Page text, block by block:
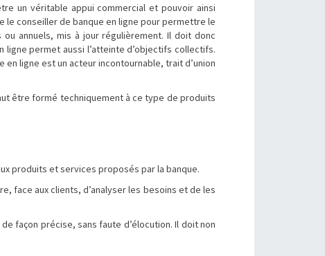
un véritable appui commercial et pouvoir ainsi
conseiller de banque en ligne pour permettre le
annuels, mis à jour régulièrement. Il doit donc
ligne permet aussi l’atteinte d’objectifs collectifs.
ligne est un acteur incontournable, trait d’union
être formé techniquement à ce type de produits
produits et services proposés par la banque.
face aux clients, d’analyser les besoins et de les
façon précise, sans faute d’élocution. Il doit non